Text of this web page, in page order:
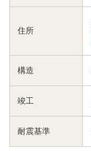
住所
構造
竣工
耐震基準